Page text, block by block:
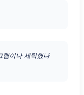
램이나 세탁했나